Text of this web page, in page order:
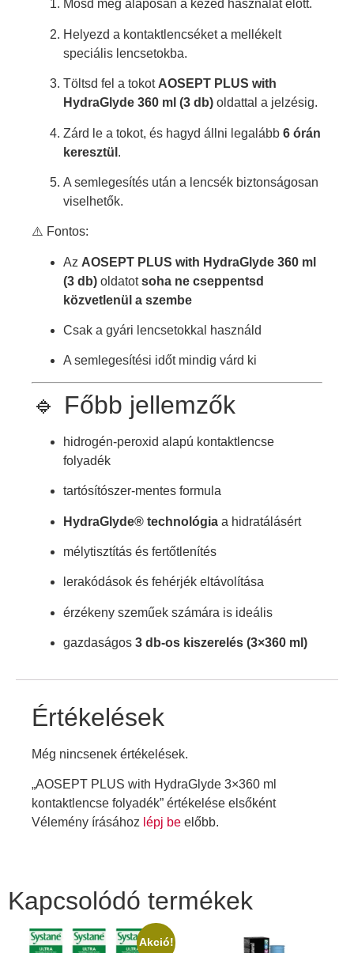
Mosd meg alaposan a kezed használat előtt.
Helyezd a kontaktlencséket a mellékelt
speciális lencsetokba.
Töltsd fel a tokot AOSEPT PLUS with
HydraGlyde 360 ml (3 db) oldattal a jelzésig.
Zárd le a tokot, és hagyd állni legalább 6 órán
keresztül .
A semlegesítés után a lencsék biztonságosan
viselhetők.
⚠️ Fontos:
Az AOSEPT PLUS with HydraGlyde 360 ml
(3 db) oldatotsoha ne cseppentsd
közvetlenül a szembe
Csak a gyári lencsetokkal használd
A semlegesítési időt mindig várd ki
🔹 Főbb jellemzők
hidrogén-peroxid alapú kontaktlencse
folyadék
tartósítószer-mentes formula
HydraGlyde® technológia a hidratálásért
mélytisztítás és fertőtlenítés
lerakódások és fehérjék eltávolítása
érzékeny szeműek számára is ideális
gazdaságos 3 db-os kiszerelés (3×360 ml)
Értékelések
Még nincsenek értékelések.
„AOSEPT PLUS with HydraGlyde 3×360 ml
kontaktlencse folyadék” értékelése elsőként
Vélemény írásához lépj be előbb.
Kapcsolódó termékek
Akció!